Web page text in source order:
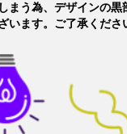
まう為、デザインの黒
います。ご了承くださ